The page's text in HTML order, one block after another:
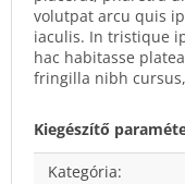
volutpat arcu quis
iaculis. In tristique
hac habitasse
fringilla nibh
Kiegészítő
Kategória: